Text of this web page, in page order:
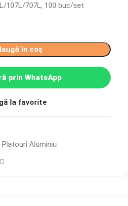
107L/707L, 100 buc/set
în coș
prin WhatsApp
la favorite
Aluminiu